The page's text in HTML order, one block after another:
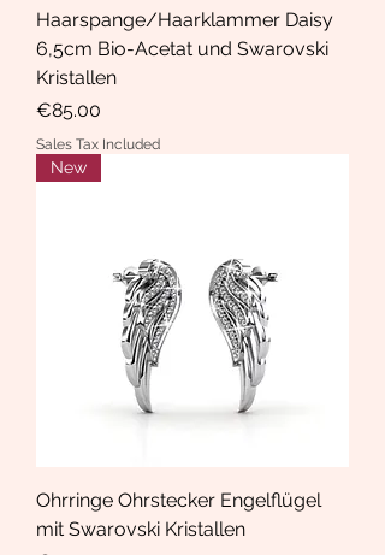
Haarspange/Haarklammer Daisy
6,5cm Bio-Acetat und Swarovski
Kristallen
Price
€85.00
Sales Tax Included
New
Ohrringe Ohrstecker Engelflügel
mit Swarovski Kristallen